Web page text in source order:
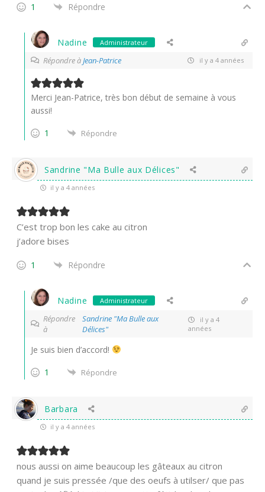
1 Répondre
Nadine Administrateur
Répondre àJean-Patrice il y a 4 années
Merci Jean-Patrice, très bon début de semaine à vous
aussi!
1
Répondre
Sandrine "Ma Bulle aux Délices"
il y a 4 années
C’est trop bon les cake au citron
j’adore bises
1 Répondre
Nadine Administrateur
Répondre
à
Sandrine "Ma Bulle aux
Délices"
il y a 4
années
Je suis bien d’accord!
1
Répondre
Barbara
il y a 4 années
nous aussi on aime beaucoup les gâteaux au citron
quand je suis pressée /que des oeufs à utilser/ que pas